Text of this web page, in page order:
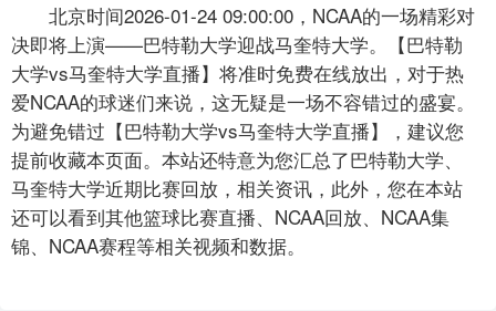
北京时间2026-01-24 09:00:00，NCAA的一场精彩对
决即将上演——巴特勒大学迎战马奎特大学。【巴特勒
大学vs马奎特大学直播】将准时免费在线放出，对于热
爱NCAA的球迷们来说，这无疑是一场不容错过的盛宴。
为避免错过【巴特勒大学vs马奎特大学直播】，建议您
提前收藏本页面。本站还特意为您汇总了巴特勒大学、
马奎特大学近期比赛回放，相关资讯，此外，您在本站
还可以看到其他篮球比赛直播、NCAA回放、NCAA集
锦、NCAA赛程等相关视频和数据。